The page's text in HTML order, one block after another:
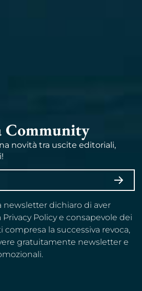
Community
novità tra uscite editoriali,
newsletter dichiaro di aver
Policy e consapevole dei
compresa la successiva revoca,
gratuitamente newsletter e